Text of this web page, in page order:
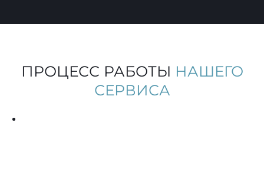
ПРОЦЕСС РАБОТЫ НАШЕГО
СЕРВИСА